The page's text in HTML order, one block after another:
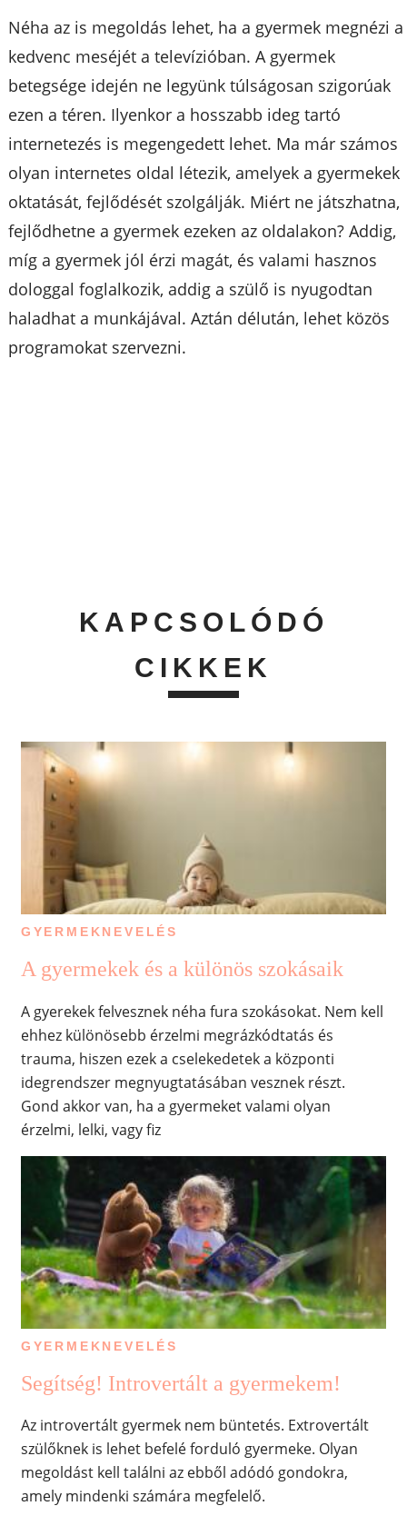
Néha az is megoldás lehet, ha a gyermek megnézi a
kedvenc meséjét a televízióban. A gyermek
betegsége idején ne legyünk túlságosan szigorúak
ezen a téren. Ilyenkor a hosszabb ideg tartó
internetezés is megengedett lehet. Ma már számos
olyan internetes oldal létezik, amelyek a gyermekek
oktatását, fejlődését szolgálják. Miért ne játszhatna,
fejlődhetne a gyermek ezeken az oldalakon? Addig,
míg a gyermek jól érzi magát, és valami hasznos
dologgal foglalkozik, addig a szülő is nyugodtan
haladhat a munkájával. Aztán délután, lehet közös
programokat szervezni.
KAPCSOLÓDÓ
CIKKEK
GYERMEKNEVELÉS
A gyermekek és a különös szokásaik
A gyerekek felvesznek néha fura szokásokat. Nem kell
ehhez különösebb érzelmi megrázkódtatás és
trauma, hiszen ezek a cselekedetek a központi
idegrendszer megnyugtatásában vesznek részt.
Gond akkor van, ha a gyermeket valami olyan
érzelmi, lelki, vagy fiz
GYERMEKNEVELÉS
Segítség! Introvertált a gyermekem!
Az introvertált gyermek nem büntetés. Extrovertált
szülőknek is lehet befelé forduló gyermeke. Olyan
megoldást kell találni az ebből adódó gondokra,
amely mindenki számára megfelelő.